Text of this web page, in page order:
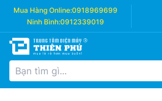
Mua Hàng Online:0918969699
Ninh Bình:0912339019